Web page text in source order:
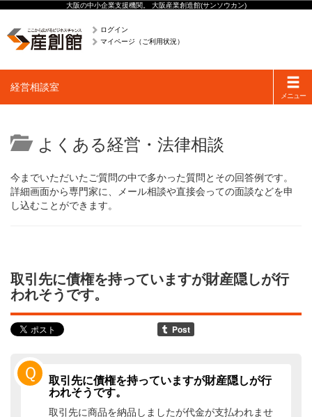
大阪の中小企業支援機関。 大阪産業創造館(サンソウカン)
ログイン
マイページ（ご利用状況）
Toggle
メニュー
経営相談室
よくある経営・法律相談
今までいただいたご質問の中で多かった質問とその回答例です。
詳細画面から専門家に、メール相談や直接会っての面談などを申
し込むことができます。
取引先に債権を持っていますが財産隠しが行
われそうです。
Ｑ
取引先に債権を持っていますが財産隠しが行
われそうです。
取引先に商品を納品しましたが代金が支払われませ